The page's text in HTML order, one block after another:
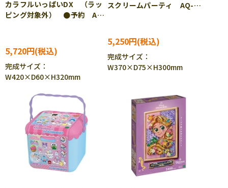
カラフルいっぱいDX （ラッ
ピング対象外） ●予約 AQ-
5,720円
完成サイズ：
W420×D60×H320mm
スクリームパーティ AQ-
5,250円
完成サイズ：
W370×D75×H300mm